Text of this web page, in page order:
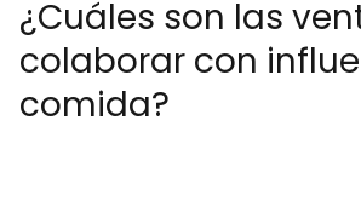
¿Cuáles son las
colaborar con
comida?